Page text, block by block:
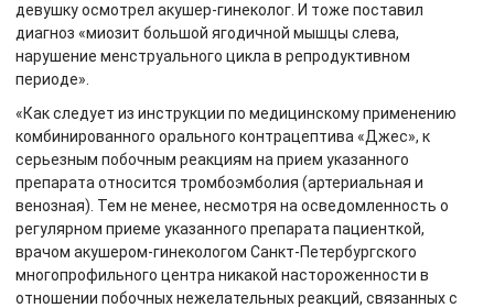
девушку осмотрел акушер-гинеколог. И тоже поставил
диагноз «миозит большой ягодичной мышцы слева,
нарушение менструального цикла в репродуктивном
периоде».
«Как следует из инструкции по медицинскому применению
комбинированного орального контрацептива «Джес», к
серьезным побочным реакциям на прием указанного
препарата относится тромбоэмболия (артериальная и
венозная). Тем не менее, несмотря на осведомленность о
регулярном приеме указанного препарата пациенткой,
врачом акушером-гинекологом Санкт-Петербургского
многопрофильного центра никакой настороженности в
отношении побочных нежелательных реакций, связанных с